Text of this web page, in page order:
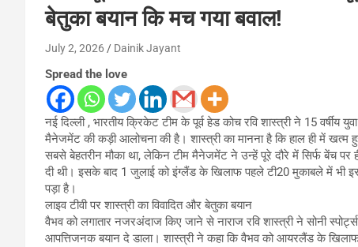
बेतुका बयान कि मच गया बवाल!
July 2, 2026 Dainik Jayant
Spread the love
नई दिल्ली , भारतीय क्रिकेट टीम के पूर्व हेड कोच रवि शास्त्री ने 15 वर्षीय
मैनेजमेंट की कड़ी आलोचना की है। शास्त्री का मानना है कि हाल ही में
सबसे बेहतरीन मौका था, लेकिन टीम मैनेजमेंट ने उन्हें पूरे दौरे में सिर्फ बेंच
दी थी। इसके बाद 1 जुलाई को इंग्लैंड के खिलाफ पहले टी20 मुकाबले में भी
पड़ा है।
लाइव टीवी पर शास्त्री का विवादित और बेतुका बयान
वैभव को लगातार नजरअंदाज किए जाने से नाराज रवि शास्त्री ने सोनी
आपत्तिजनक बयान दे डाला। शास्त्री ने कहा कि वैभव को आयरलैंड के खिलाफ